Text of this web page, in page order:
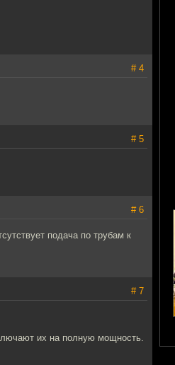
# 4
# 5
# 6
подача по трубам к
# 7
их на полную мощность.